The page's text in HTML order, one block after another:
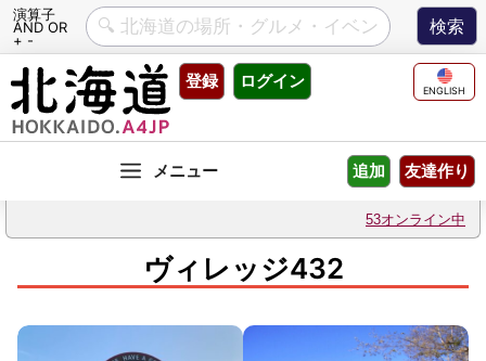
演算子
AND OR
+ -
Skip
content
登録 ログイン ENGLISH
友達作り
追加
53オンライン中
ヴィレッジ432